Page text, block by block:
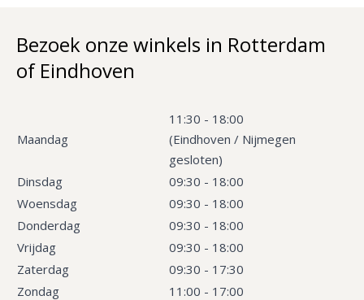
Bezoek onze winkels in Rotterdam
of Eindhoven
Maandag
11:30 - 18:00
(Eindhoven / Nijmegen
gesloten)
Dinsdag
09:30 - 18:00
Woensdag
09:30 - 18:00
Donderdag
09:30 - 18:00
Vrijdag
09:30 - 18:00
Zaterdag
09:30 - 17:30
Zondag
11:00 - 17:00